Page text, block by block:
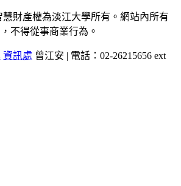
財產權為淡江大學所有。網站內所有
不得從事商業行為。
資訊處 曾江安 | 電話：02-26215656 ext